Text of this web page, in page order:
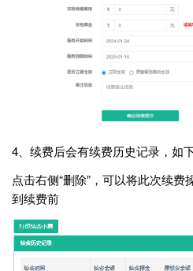
4、续费后会有续费历史记录，如
点击右侧“删除”，可以将此次续
到续费前